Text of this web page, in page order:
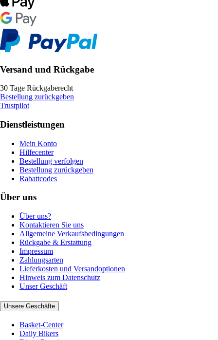
Versand und Rückgabe
30 Tage Rückgaberecht
Bestellung zurückgeben
Trustpilot
Dienstleistungen
Mein Konto
Hilfecenter
Bestellung verfolgen
Bestellung zurückgeben
Rabattcodes
Über uns
Über uns?
Kontaktieren Sie uns
Allgemeine Verkaufsbedingungen
Rückgabe & Erstattung
Impressum
Zahlungsarten
Lieferkosten und Versandoptionen
Hinweis zum Datenschutz
Unser Geschäft
Unsere Geschäfte
Basket-Center
Daily Bikers